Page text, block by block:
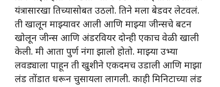
यंत्रासारखा तिच्यासोबत उठलो. तिने मला बेडवर लेटवलं.
ती खालून माझ्यावर आली आणि माझ्या जीन्सचे बटन
खोलून जीन्स आणि अंडरवियर दोन्ही एकाच वेळी खाली
केली. मी आता पुर्ण नंगा झालो होतो. माझ्या उभ्या
लवड्याला पाहून ती खुशीने एकदमच उडाली आणि माझा
लंड तोंडात धरून चुसायला लागली. काही मिनिटाच्या लंड